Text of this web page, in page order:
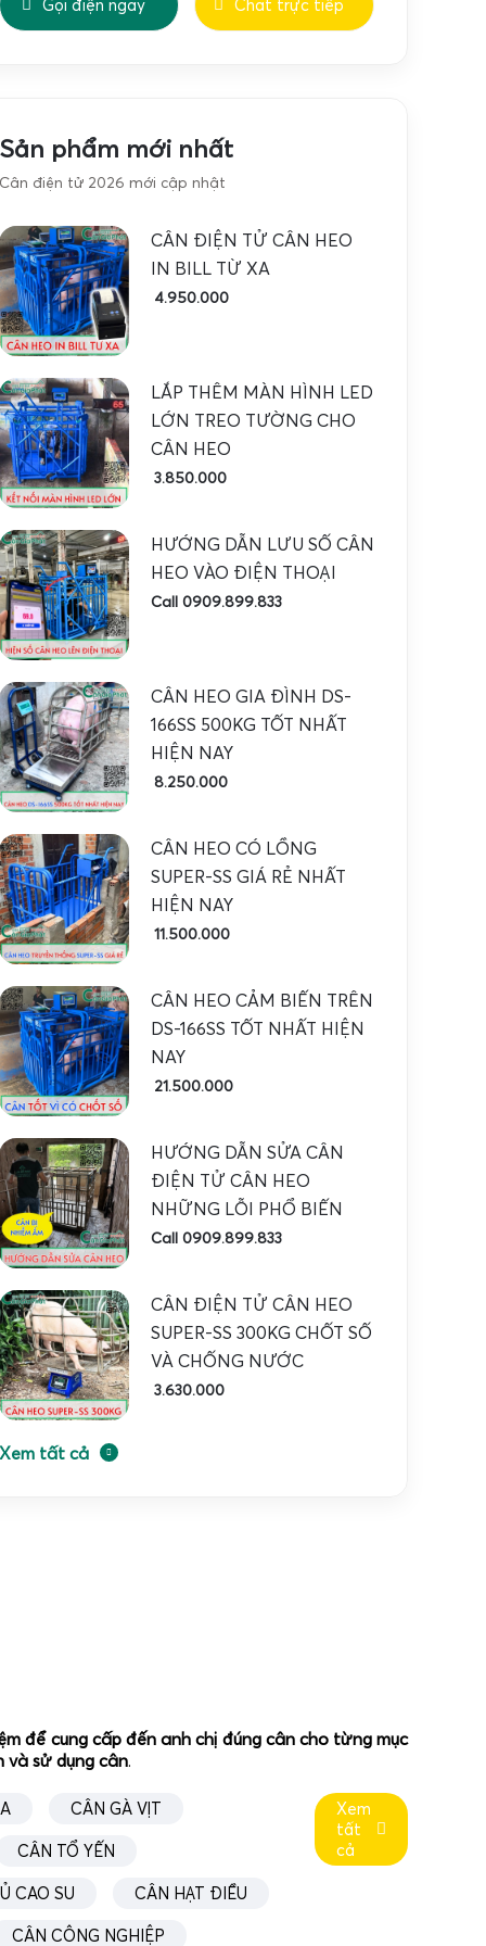
Gọi điện ngay Chat trực tiếp
Sản phẩm mới nhất
Cân điện tử 2026 mới cập nhật
CÂN ĐIỆN TỬ CÂN HEO
IN BILL TỪ XA
4.950.000
LẮP THÊM MÀN HÌNH LED
LỚN TREO TƯỜNG CHO
CÂN HEO
3.850.000
HƯỚNG DẪN LƯU SỐ CÂN
HEO VÀO ĐIỆN THOẠI
Call 0909.899.833
CÂN HEO GIA ĐÌNH DS-
166SS 500KG TỐT NHẤT
HIỆN NAY
8.250.000
CÂN HEO CÓ LỒNG
SUPER-SS GIÁ RẺ NHẤT
HIỆN NAY
11.500.000
CÂN HEO CẢM BIẾN TRÊN
DS-166SS TỐT NHẤT HIỆN
NAY
21.500.000
HƯỚNG DẪN SỬA CÂN
ĐIỆN TỬ CÂN HEO
NHỮNG LỖI PHỔ BIẾN
Call 0909.899.833
CÂN ĐIỆN TỬ CÂN HEO
SUPER-SS 300KG CHỐT SỐ
VÀ CHỐNG NƯỚC
3.630.000
Xem tất cả
để cung cấp đến anh chị đúng cân cho từng mục
và sử dụng cân.
CÂN GÀ VỊT
CÂN TỔ YẾN
CAO SU CÂN HẠT ĐIỀU
CÂN CÔNG NGHIỆP
Xem
tất
cả